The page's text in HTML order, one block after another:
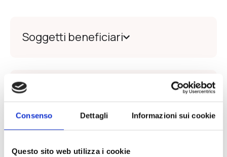
Consenso Dettagli Informazioni sui cookie
Questo sito web utilizza i cookie
Soggetti beneficiari
Entità e forma dell’agevolazione